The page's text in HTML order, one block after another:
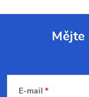
Mějte
E-mail